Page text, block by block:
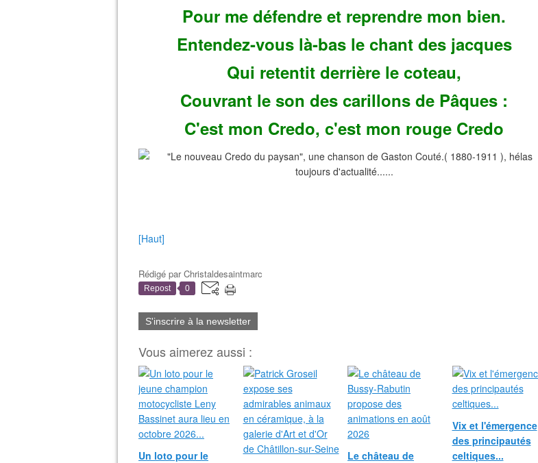
Pour me défendre et reprendre mon bien.
Entendez-vous là-bas le chant des jacques
Qui retentit derrière le coteau,
Couvrant le son des carillons de Pâques :
C'est mon Credo, c'est mon rouge Credo
[Haut]
Rédigé parChristaldesaintmarc
Repost 0
S'inscrire à la newsletter
Vous aimerez aussi :
Un loto pour le
Le château de
Vix et l'émergence
des principautés
celtiques...